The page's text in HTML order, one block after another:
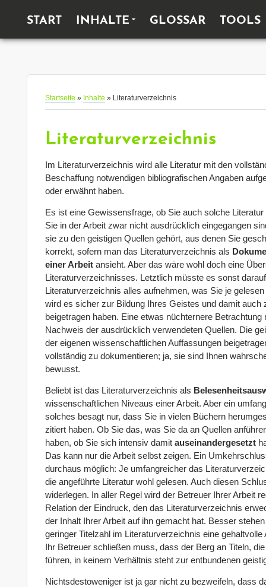
START INHALTE GLOSSAR TOOLS
Startseite » Inhalte » Literaturverzeichnis
Literaturverzeichnis
Im Literaturverzeichnis wird alle Literatur mit den
Beschaffung notwendigen bibliografischen Angaben
oder erwähnt haben.
Es ist eine Gewissensfrage, ob Sie auch solche
Sie in der Arbeit zwar nicht ausdrücklich eingegangen
sie zu den geistigen Quellen gehört, aus denen Sie
korrekt, sofern man das Literaturverzeichnis als
einer Arbeit ansieht. Aber das wäre wohl doch eine
Literaturverzeichnisses. Letztlich müsste es sonst
Literaturverzeichnis alles aufnehmen, was Sie je
wird es sicher zur Bildung Ihres Geistes und damit auch
beigetragen haben. Eine etwas nüchternere
Nachweis der ausdrücklich verwendeten Quellen. Die
der eigenen wissenschaftlichen Auffassungen
vollständig zu dokumentieren; ja, sie sind Ihnen
bewusst.
Beliebt ist das Literaturverzeichnis als
wissenschaftlichen Niveaus einer Arbeit. Aber ein
solches besagt nur, dass Sie in vielen Büchern
zitiert haben. Ob Sie das, was Sie da an Quellen
haben, ob Sie sich intensiv damit auseinandergesetzt
Das kann nur die Arbeit selbst zeigen. Ein
durchaus möglich: Je umfangreicher das
die angeführte Literatur wohl gelesen. Auch diesen
widerlegen. In aller Regel wird der Betreuer Ihrer Arbeit
Relation der Eindruck, den das Literaturverzeichnis
der Inhalt Ihrer Arbeit auf ihn gemacht hat. Besser
geringer Titelzahl im Literaturverzeichnis eine
Ihr Betreuer schließen muss, dass der Berg an Titeln,
führen, in keinem Verhältnis steht zur entbundenen
Nichtsdestoweniger ist ja gar nicht zu bezweifeln, dass